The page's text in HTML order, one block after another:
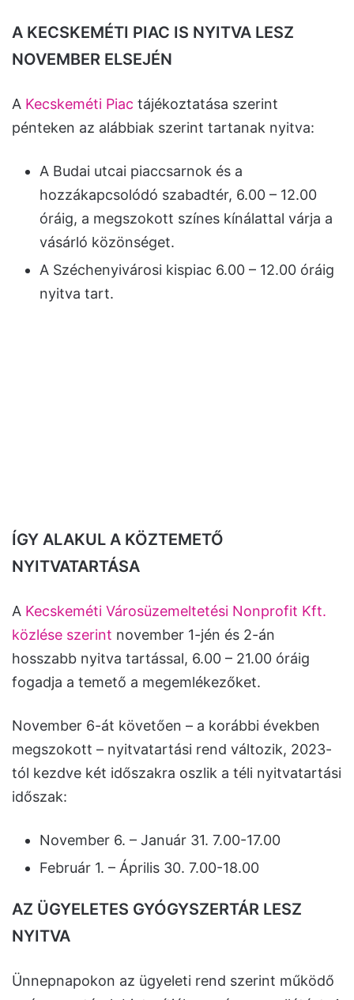
A KECSKEMÉTI PIAC IS NYITVA LESZ
NOVEMBER ELSEJÉN
A Kecskeméti Piac tájékoztatása szerint
pénteken az alábbiak szerint tartanak nyitva:
A Budai utcai piaccsarnok és a
hozzákapcsolódó szabadtér, 6.00 – 12.00
óráig, a megszokott színes kínálattal várja a
vásárló közönséget.
A Széchenyivárosi kispiac 6.00 – 12.00 óráig
nyitva tart.
ÍGY ALAKUL A KÖZTEMETŐ
NYITVATARTÁSA
A Kecskeméti Városüzemeltetési Nonprofit Kft.
közlése szerint november 1-jén és 2-án
hosszabb nyitva tartással, 6.00 – 21.00 óráig
fogadja a temető a megemlékezőket.
November 6-át követően – a korábbi években
megszokott – nyitvatartási rend változik, 2023-
tól kezdve két időszakra oszlik a téli nyitvatartási
időszak:
November 6. – Január 31. 7.00-17.00
Február 1. – Április 30. 7.00-18.00
AZ ÜGYELETES GYÓGYSZERTÁR LESZ
NYITVA
Ünnepnapokon az ügyeleti rend szerint működő